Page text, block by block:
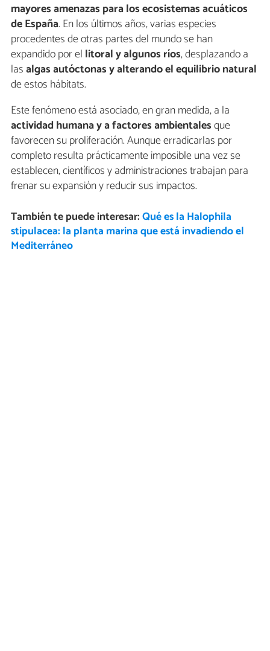
mayores amenazas para los ecosistemas acuáticos
de España. En los últimos años, varias especies
procedentes de otras partes del mundo se han
expandido por el litoral y algunos ríos, desplazando a
lasalgas autóctonas y alterando el equilibrio natural
de estos hábitats.
Este fenómeno está asociado, en gran medida, a la
actividad humana y a factores ambientalesque
favorecen su proliferación. Aunque erradicarlas por
completo resulta prácticamente imposible una vez se
establecen, científicos y administraciones trabajan para
frenar su expansión y reducir sus impactos.
También te puede interesar:Qué es la Halophila
stipulacea: la planta marina que está invadiendo el
Mediterráneo